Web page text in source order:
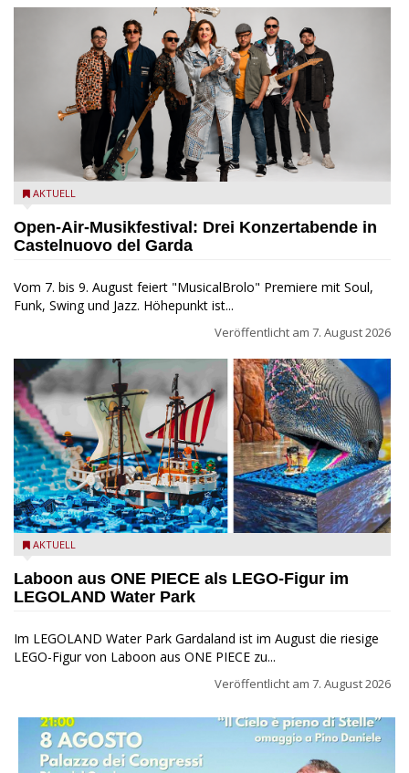
Castelnuovo del Garda: Die "Dirotta su Cuba" zu Gast beim
AKTUELL
Open-Air-Musikfestival: Drei Konzertabende in
Castelnuovo del Garda
Vom 7. bis 9. August feiert "MusicalBrolo" Premiere mit Soul,
Funk, Swing und Jazz. Höhepunkt ist...
Veröffentlicht am 7. August 2026
Laboon aus ONE PIECE als LEGO-Figur im LEGOLAND Water
AKTUELL
Laboon aus ONE PIECE als LEGO-Figur im
LEGOLAND Water Park
Im LEGOLAND Water Park Gardaland ist im August die riesige
LEGO-Figur von Laboon aus ONE PIECE zu...
Veröffentlicht am 7. August 2026